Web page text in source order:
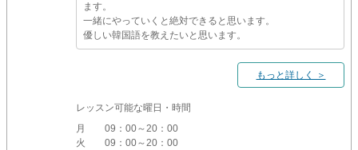
ます。
一緒にやっていくと絶対できると思います。
優しい韓国語を教えたいと思います。
もっと詳しく ＞
レッスン可能な曜日・時間
月
09：00～20：00
火
09：00～20：00